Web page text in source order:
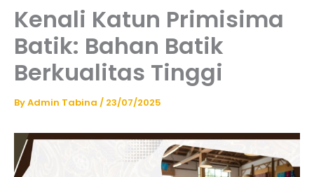
Kenali Katun Primisima
Batik: Bahan Batik
Berkualitas Tinggi
ByAdmin Tabina / 23/07/2025